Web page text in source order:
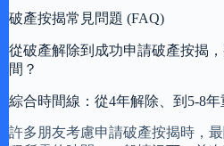
破產按揭常見問題 (FAQ)
從破產解除到成功申請破產按揭
間？
綜合時間線：從4年解除、到5-8
許多朋友考慮申請破產按揭時，